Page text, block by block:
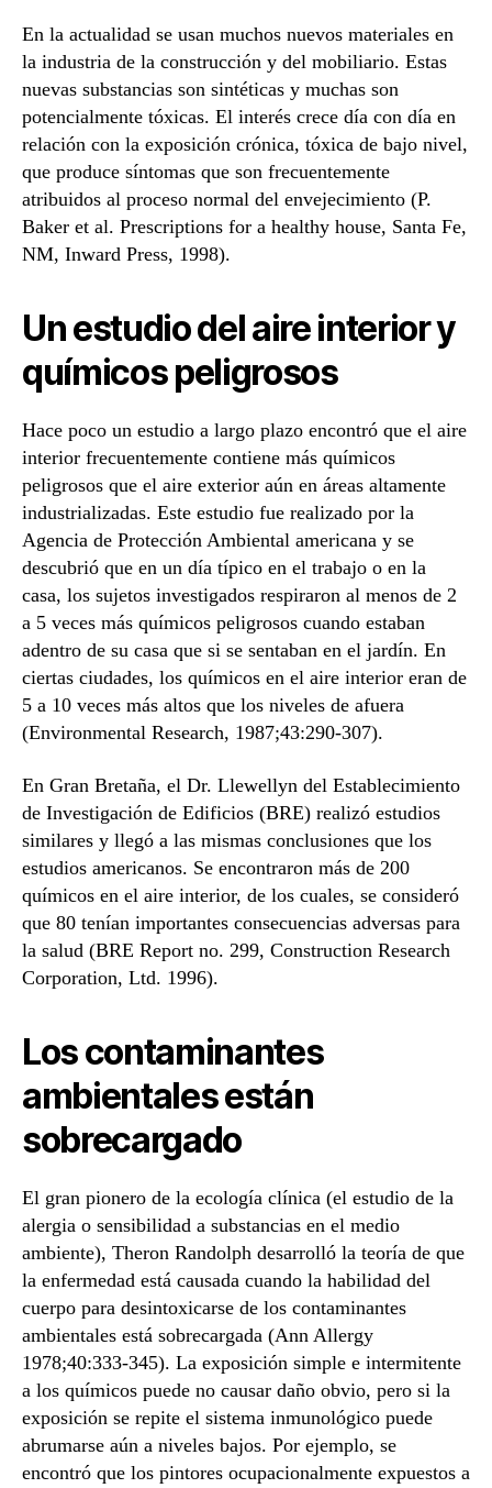
En la actualidad se usan muchos nuevos materiales en
la industria de la construcción y del mobiliario. Estas
nuevas substancias son sintéticas y muchas son
potencialmente tóxicas. El interés crece día con día en
relación con la exposición crónica, tóxica de bajo nivel,
que produce síntomas que son frecuentemente
atribuidos al proceso normal del envejecimiento (P.
Baker et al. Prescriptions for a healthy house, Santa Fe,
NM, Inward Press, 1998).
Un estudio del aire interior y
químicos peligrosos
Hace poco un estudio a largo plazo encontró que el aire
interior frecuentemente contiene más químicos
peligrosos que el aire exterior aún en áreas altamente
industrializadas. Este estudio fue realizado por la
Agencia de Protección Ambiental americana y se
descubrió que en un día típico en el trabajo o en la
casa, los sujetos investigados respiraron al menos de 2
a 5 veces más químicos peligrosos cuando estaban
adentro de su casa que si se sentaban en el jardín. En
ciertas ciudades, los químicos en el aire interior eran de
5 a 10 veces más altos que los niveles de afuera
(Environmental Research, 1987;43:290-307).
En Gran Bretaña, el Dr. Llewellyn del Establecimiento
de Investigación de Edificios (BRE) realizó estudios
similares y llegó a las mismas conclusiones que los
estudios americanos. Se encontraron más de 200
químicos en el aire interior, de los cuales, se consideró
que 80 tenían importantes consecuencias adversas para
la salud (BRE Report no. 299, Construction Research
Corporation, Ltd. 1996).
Los contaminantes
ambientales están
sobrecargado
El gran pionero de la ecología clínica (el estudio de la
alergia o sensibilidad a substancias en el medio
ambiente), Theron Randolph desarrolló la teoría de que
la enfermedad está causada cuando la habilidad del
cuerpo para desintoxicarse de los contaminantes
ambientales está sobrecargada (Ann Allergy
1978;40:333-345). La exposición simple e intermitente
a los químicos puede no causar daño obvio, pero si la
exposición se repite el sistema inmunológico puede
abrumarse aún a niveles bajos. Por ejemplo, se
encontró que los pintores ocupacionalmente expuestos a